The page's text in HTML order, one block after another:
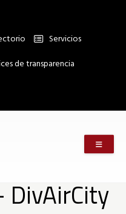
Servicios
de transparencia